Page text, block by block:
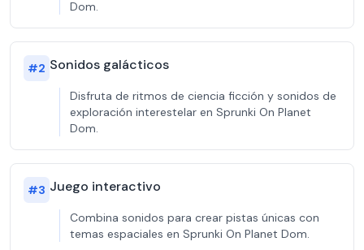
Dom.
#2 Sonidos galácticos
Disfruta de ritmos de ciencia ficción y sonidos de
exploración interestelar en Sprunki On Planet
Dom.
#3 Juego interactivo
Combina sonidos para crear pistas únicas con
temas espaciales en Sprunki On Planet Dom.